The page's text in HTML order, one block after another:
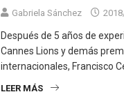
Gabriela Sánchez
Después de 5 años de
Cannes Lions y demás
internacionales, Francisco
LEER MÁS